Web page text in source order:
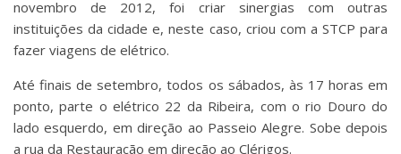
novembro de 2012, foi criar sinergias com outras
instituições da cidade e, neste caso, criou com a STCP para
fazer viagens de elétrico.
Até finais de setembro, todos os sábados, às 17 horas em
ponto, parte o elétrico 22 da Ribeira, com o rio Douro do
lado esquerdo, em direção ao Passeio Alegre. Sobe depois
a rua da Restauração em direção ao Clérigos.